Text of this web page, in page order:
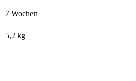
7 Wochen
5,2 kg